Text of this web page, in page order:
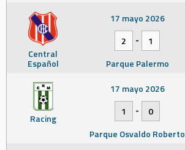
Central
Español
17 mayo 2026
2
-
1
Parque Palermo
Racing
17 mayo 2026
1
-
0
Parque Osvaldo Roberto